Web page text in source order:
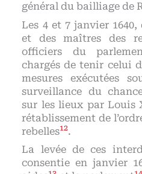
général du bailliage de
Les 4 et 7 janvier 1640,
et des maîtres des
officiers du
chargés de tenir celui
mesures exécutées
surveillance du
sur les lieux par Louis
rétablissement de
rebelles12.
La levée de ces
consentie en janvier